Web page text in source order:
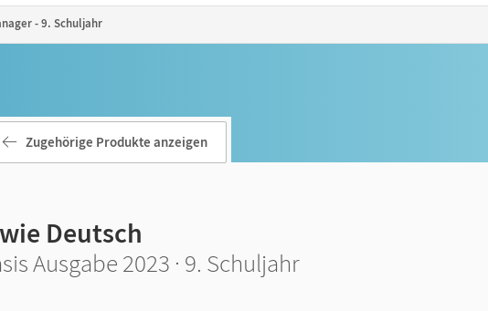
- 9. Schuljahr
Zugehörige Produkte anzeigen
Deutsch
Ausgabe 2023 · 9. Schuljahr